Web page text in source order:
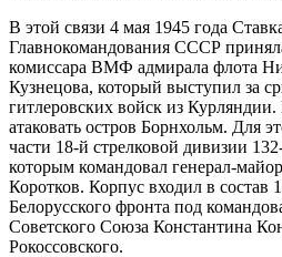
В этой связи 4 мая 1945 года
Главнокомандования СССР
комиссара ВМФ адмирала флота
Кузнецова, который выступил за
гитлеровских войск из
атаковать остров Борнхольм. Для
части 18-й стрелковой дивизии
которым командовал генерал-
Коротков. Корпус входил в состав
Белорусского фронта под
Советского Союза Константина
Рокоссовского.